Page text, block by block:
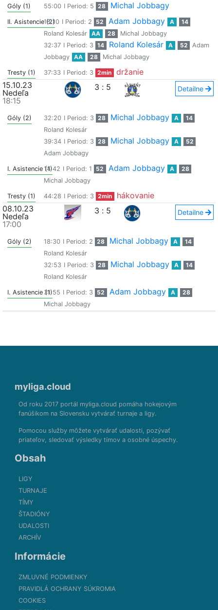
Góly (1) 55:00 I Period: 5 28 Michal Jobbagy
II. Asistencie (2)
18:10 I Period: 2 52 Adam Jobbagy A
14
Roland Kolesár
AA 28
Michal Jobbagy
32:37 I Period: 3 14 Roland Kolesár A 52
Adam
Jobbagy
AA 28 Michal Jobbagy
Tresty (1) 37:33 I Period: 3 2min
držanie
15.10.23
Nedeľa
18:15
3 : 5 Detailne
Góly (2) 32:20 I Period: 3 28 Michal Jobbagy A
14
Roland Kolesár
39:34 I Period: 3 28 Michal Jobbagy A
52
Adam Jobbagy
I. Asistencie (1)14:42 I Period: 1 52 Adam Jobbagy A
28
Michal Jobbagy
Tresty (1) 44:28 I Period: 3 2min
hákovanie
08.10.23
Nedeľa
17:00
3 : 5 Detailne
Góly (2) 18:30 I Period: 2 28 Michal Jobbagy A
14
Roland Kolesár
32:53 I Period: 3 28 Michal Jobbagy A
14
Roland Kolesár
I. Asistencie (1)31:55 I Period: 3 52 Adam Jobbagy A
28
Michal Jobbagy
myliga.cloud
Od roku 2017 portál myliga.cloud pomáha hokejovým
fanúšikom na Slovensku vytvárať turnaje a ligy.
Pomocou služby môžete vytvárať udalosti, pozývať
priateľov, sledovať výsledky tímov a osobné úspechy.
Obsah
LIGY
TURNAJE
TÍMY
ŠTADIÓNY
UDALOSTI
ARCHÍV
Informácie
ZMLUVNÉ PODMIENKY
PRAVIDLÁ OCHRANY SÚKROMIA
COOKIES